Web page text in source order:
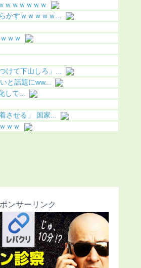
ｗｗｗｗｗｗ
かすｗｗｗｗｗ...
ｗｗ
けて下山しろ」...
と話題にww...
して...
させる」 国家...
ｗｗ
ンサーリンク